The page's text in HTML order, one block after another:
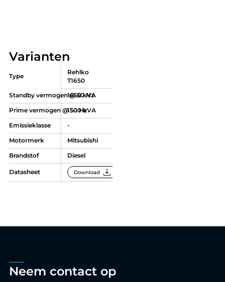
Varianten
Type
Rehlko
T1650
Standby vermogen @ 50 Hz
1650 kVA
Prime vermogen @ 50 Hz
1500 kVA
Emissieklasse -
Motormerk Mitsubishi
Brandstof Diesel
Datasheet Download download
Neem contact op